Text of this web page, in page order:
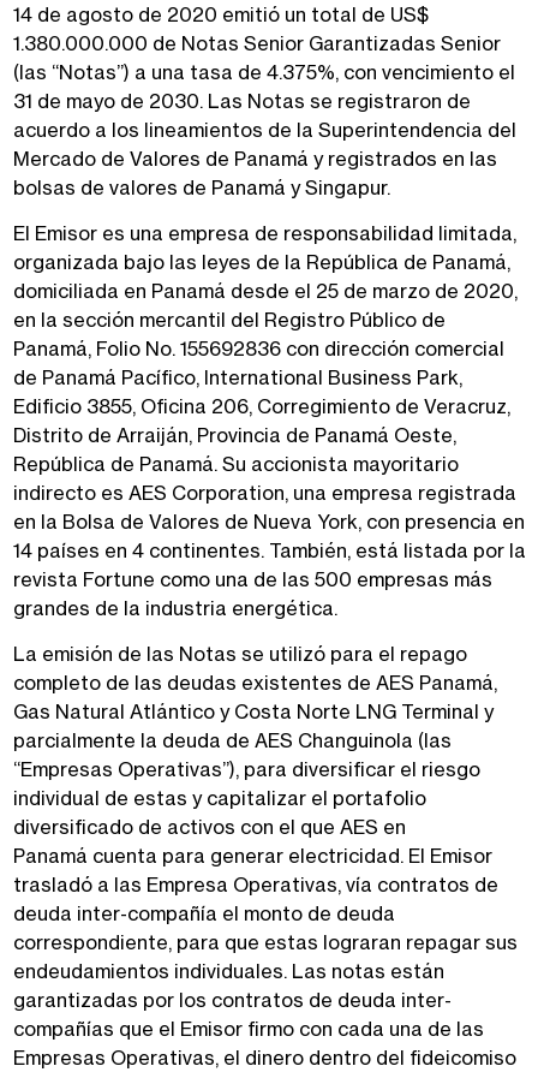
14 de agosto de 2020 emitió un total de US$
1.380.000.000 de Notas Senior Garantizadas Senior
(las “Notas”) a una tasa de 4.375%, con vencimiento el
31 de mayo de 2030. Las Notas se registraron de
acuerdo a los lineamientos de la Superintendencia del
Mercado de Valores de Panamá y registrados en las
bolsas de valores de Panamá y Singapur.
El Emisor es una empresa de responsabilidad limitada,
organizada bajo las leyes de la República de Panamá,
domiciliada en Panamá desde el 25 de marzo de 2020,
en la sección mercantil del Registro Público de
Panamá, Folio No. 155692836 con dirección comercial
de Panamá Pacífico, International Business Park,
Edificio 3855, Oficina 206, Corregimiento de Veracruz,
Distrito de Arraiján, Provincia de Panamá Oeste,
República de Panamá. Su accionista mayoritario
indirecto es AES Corporation, una empresa registrada
en la Bolsa de Valores de Nueva York, con presencia en
14 países en 4 continentes. También, está listada por la
revista Fortune como una de las 500 empresas más
grandes de la industria energética.
La emisión de las Notas se utilizó para el repago
completo de las deudas existentes de AES Panamá,
Gas Natural Atlántico y Costa Norte LNG Terminal y
parcialmente la deuda de AES Changuinola (las
“Empresas Operativas”), para diversificar el riesgo
individual de estas y capitalizar el portafolio
diversificado de activos con el que AES en
Panamá cuenta para generar electricidad. El Emisor
trasladó a las Empresa Operativas, vía contratos de
deuda inter-compañía el monto de deuda
correspondiente, para que estas lograran repagar sus
endeudamientos individuales. Las notas están
garantizadas por los contratos de deuda inter-
compañías que el Emisor firmo con cada una de las
Empresas Operativas, el dinero dentro del fideicomiso